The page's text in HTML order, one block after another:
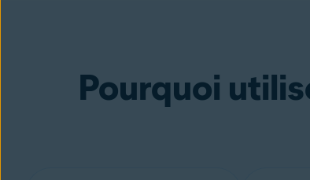
Pourquoi